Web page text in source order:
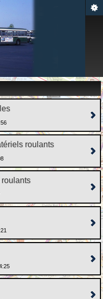
roulants
roulants